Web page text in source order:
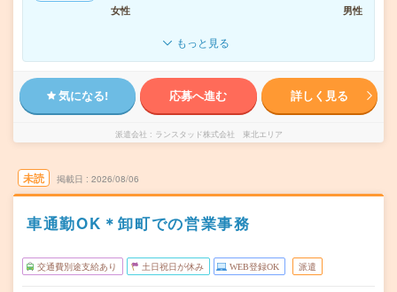
女性
男性
もっと見る
気になる! 応募へ進む 詳しく見る
派遣会社 ランスタッド株式会社 東北エリア
未読 掲載日 2026/08/06
車通勤OK＊卸町での営業事務
交通費別途支給あり 土日祝日が休み WEB登録OK 派遣